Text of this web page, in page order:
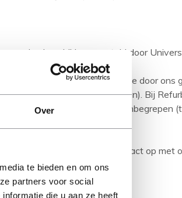
Over
te bieden en om ons
partners voor social
die u aan ze heeft
worden beschikbaar gesteld door
op nieuwe producten.
product' betreft is deze door ons
(tenzij anders aangegeven). Bij
media en handleidingen niet inbegrepen
en neem bij vragen contact op met